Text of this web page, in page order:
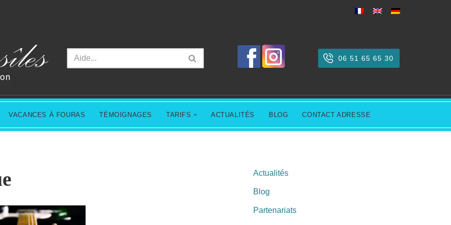
06 51 65 65 30
VACANCES À FOURAS TÉMOIGNAGES TARIFS ACTUALITÉS BLOG CONTACT ADRESSE
Actualités
Blog
Partenariats